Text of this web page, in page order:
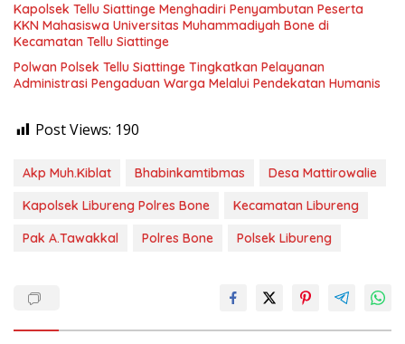
Kapolsek Tellu Siattinge Menghadiri Penyambutan Peserta
KKN Mahasiswa Universitas Muhammadiyah Bone di
Kecamatan Tellu Siattinge
Polwan Polsek Tellu Siattinge Tingkatkan Pelayanan
Administrasi Pengaduan Warga Melalui Pendekatan Humanis
Post Views: 190
Akp Muh.Kiblat Bhabinkamtibmas
Desa Mattirowalie
Kapolsek Libureng Polres Bone
Kecamatan Libureng
Pak A.Tawakkal
Polres Bone Polsek Libureng